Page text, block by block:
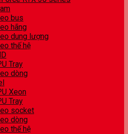
bus
hãng
dung lượng
thế hệ
Tray
dòng
Xeon
Tray
socket
dòng
thế hệ